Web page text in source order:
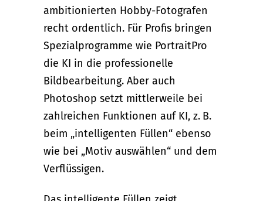
ambitionierten Hobby-Fotografen
recht ordentlich. Für Profis bringen
Spezialprogramme wie PortraitPro
die KI in die professionelle
Bildbearbeitung. Aber auch
Photoshop setzt mittlerweile bei
zahlreichen Funktionen auf KI, z. B.
beim „intelligenten Füllen“ ebenso
wie bei „Motiv auswählen“ und dem
Verflüssigen.